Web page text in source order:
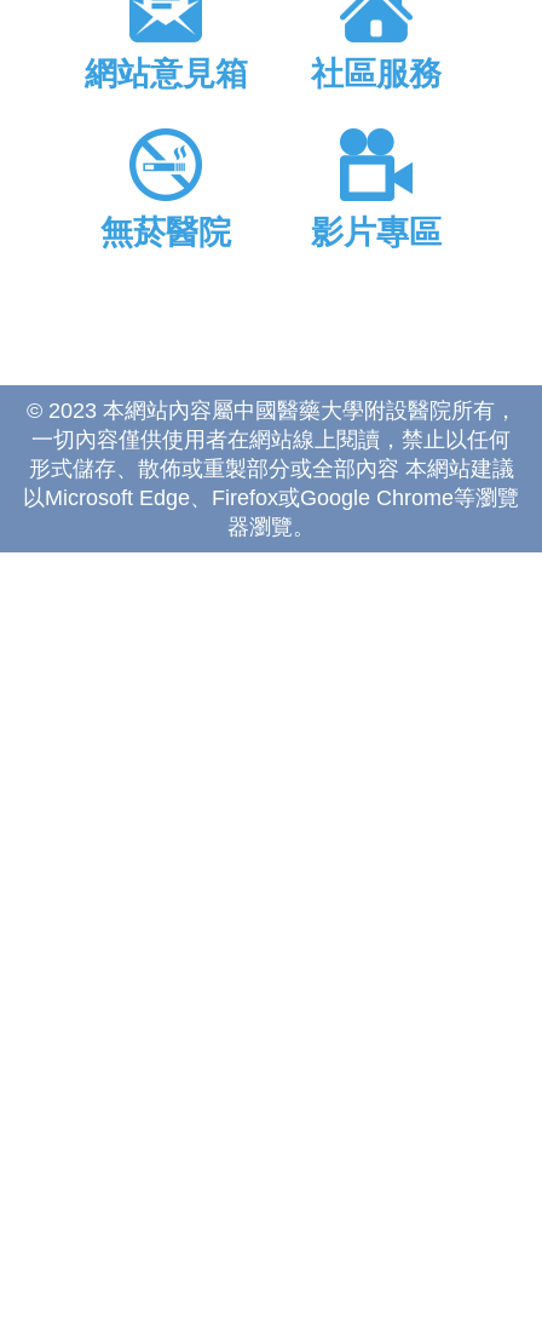
網站意見箱 社區服務
無菸醫院 影片專區
© 2023 本網站內容屬中國醫藥大學附設醫院所有，
一切內容僅供使用者在網站線上閱讀，禁止以任何
形式儲存、散佈或重製部分或全部內容 本網站建議
以Microsoft Edge、Firefox或Google Chrome等瀏覽
器瀏覽。